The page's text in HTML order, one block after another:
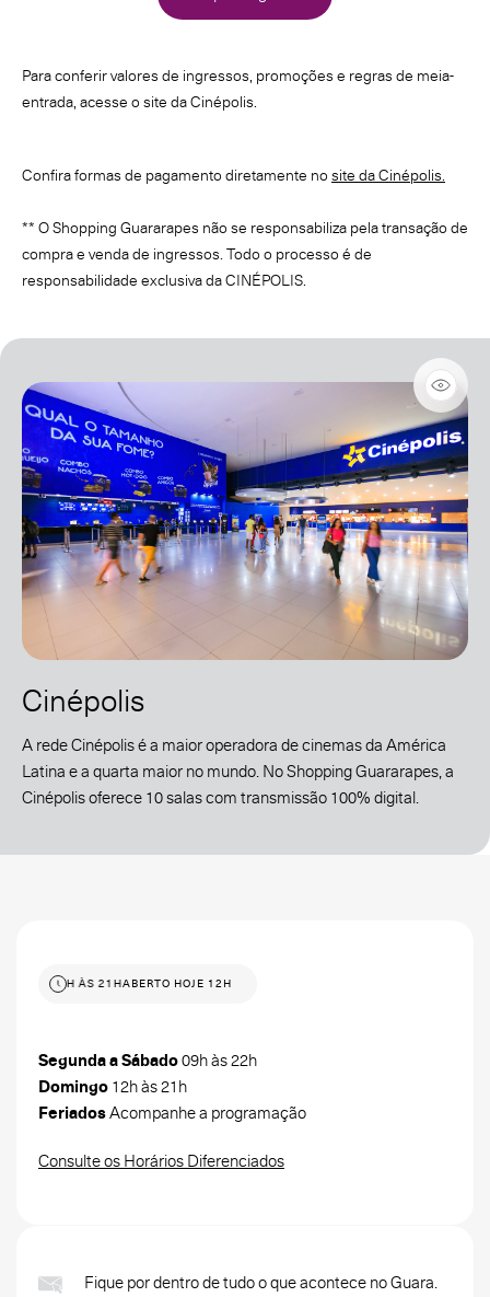
Para conferir valores de ingressos, promoções e regras de meia-
entrada, acesse o site da Cinépolis.
Confira formas de pagamento diretamente no site da Cinépolis.
** O Shopping Guararapes não se responsabiliza pela transação de
compra e venda de ingressos. Todo o processo é de
responsabilidade exclusiva da CINÉPOLIS.
Cinépolis
A rede Cinépolis é a maior operadora de cinemas da América
Latina e a quarta maior no mundo. No Shopping Guararapes, a
Cinépolis oferece 10 salas com transmissão 100% digital.
HOJE 12H ÀS 21HABERTO HOJE 12H ÀS 21H
Segunda a Sábado09h às 22h
Domingo 12h às 21h
FeriadosAcompanhe a programação
Consulte os Horários Diferenciados
Fique por dentro de tudo o que acontece no Guara.